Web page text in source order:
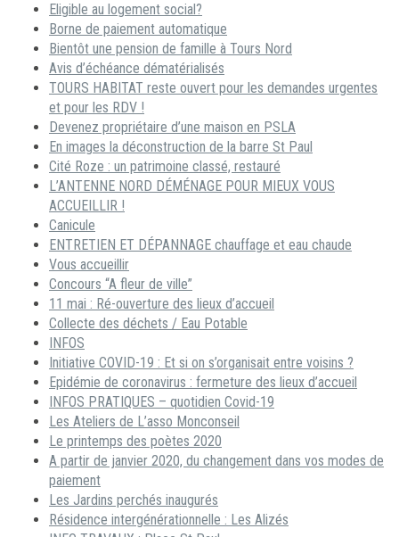
Eligible au logement social?
Borne de paiement automatique
Bientôt une pension de famille à Tours Nord
Avis d’échéance dématérialisés
TOURS HABITAT reste ouvert pour les demandes urgentes
et pour les RDV !
Devenez propriétaire d’une maison en PSLA
En images la déconstruction de la barre St Paul
Cité Roze : un patrimoine classé, restauré
L’ANTENNE NORD DÉMÉNAGE POUR MIEUX VOUS
ACCUEILLIR !
Canicule
ENTRETIEN ET DÉPANNAGE chauffage et eau chaude
Vous accueillir
Concours “A fleur de ville”
11 mai : Ré-ouverture des lieux d’accueil
Collecte des déchets / Eau Potable
INFOS
Initiative COVID-19 : Et si on s’organisait entre voisins ?
Epidémie de coronavirus : fermeture des lieux d’accueil
INFOS PRATIQUES – quotidien Covid-19
Les Ateliers de L’asso Monconseil
Le printemps des poètes 2020
A partir de janvier 2020, du changement dans vos modes de
paiement
Les Jardins perchés inaugurés
Résidence intergénérationnelle : Les Alizés